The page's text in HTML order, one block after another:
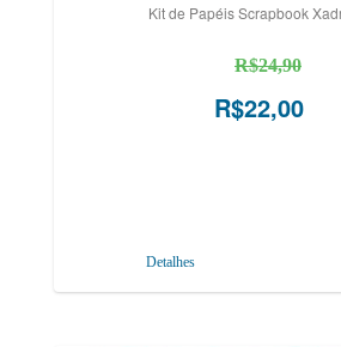
Kit de Papéis Scrapbook
R$24,90
R$22,00
Detalhes